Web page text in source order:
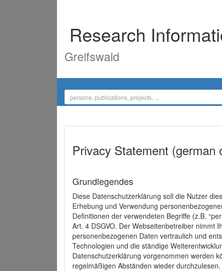
Research
Greifswald
Privacy Statement (german
Grundlegendes
Diese Datenschutzerklärung soll die Nutzer
Erhebung und Verwendung
Definitionen der verwendeten Begriffe (z.B.
Art. 4 DSGVO. Der Webseitenbetreiber nimmt
personenbezogenen Daten vertraulich und
Technologien und die ständige
Datenschutzerklärung vorgenommen werden
regelmäßigen Abständen wieder durchzulesen.